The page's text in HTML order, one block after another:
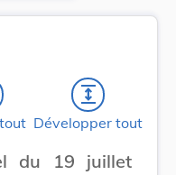
expand
Développer tout
du 19 juillet